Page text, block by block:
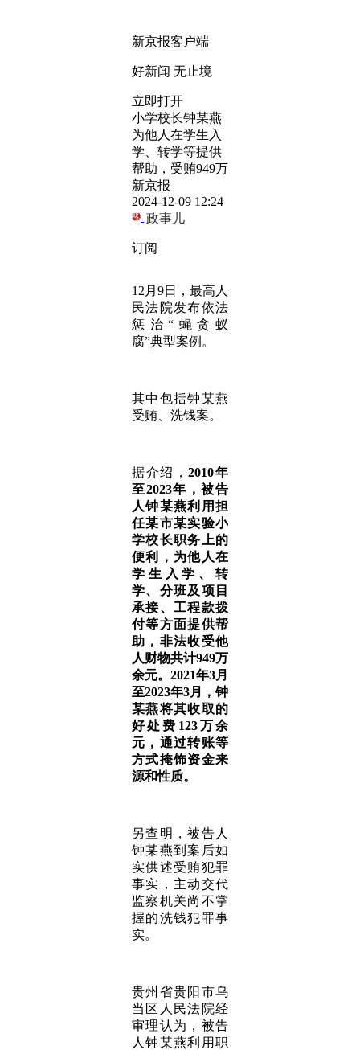
新京报客户端
好新闻 无止境
立即打开
小学校长钟某燕
为他人在学生入
学、转学等提供
帮助，受贿949万
新京报
2024-12-09 12:24
政事儿
订阅
12月9日，最高人
民法院发布依法
惩治“蝇贪蚁
腐”典型案例。
其中包括钟某燕
受贿、洗钱案。
据介绍，2010年
至2023年，被告
人钟某燕利用担
任某市某实验小
学校长职务上的
便利，为他人在
学生入学、转
学、分班及项目
承接、工程款拨
付等方面提供帮
助，非法收受他
人财物共计949万
余元。2021年3月
至2023年3月，钟
某燕将其收取的
好处费123万余
元，通过转账等
方式掩饰资金来
源和性质。
另查明，被告人
钟某燕到案后如
实供述受贿犯罪
事实，主动交代
监察机关尚不掌
握的洗钱犯罪事
实。
贵州省贵阳市乌
当区人民法院经
审理认为，被告
人钟某燕利用职